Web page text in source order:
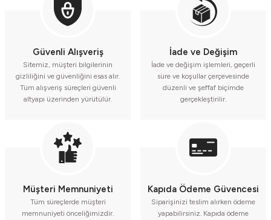
Güvenli Alışveriş
Sitemiz, müşteri bilgilerinin
gizliliğini ve güvenliğini esas alır.
Tüm alışveriş süreçleri güvenli
altyapı üzerinden yürütülür.
İade ve Değişim
İade ve değişim işlemleri, geçerli
süre ve koşullar çerçevesinde
düzenli ve şeffaf biçimde
gerçekleştirilir.
Müşteri Memnuniyeti
Tüm süreçlerde müşteri
memnuniyeti önceliğimizdir.
Kapıda Ödeme Güvencesi
Siparişinizi teslim alırken ödeme
yapabilirsiniz. Kapıda ödeme